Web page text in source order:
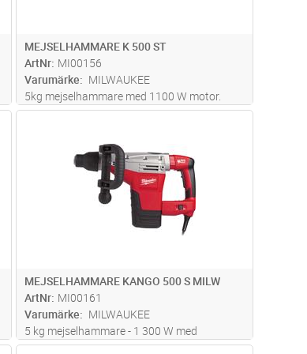
MEJSELHAMMARE K 500 ST
ArtNr MI00156
Varumärke
MILWAUKEE
5kg mejselhammare med 1100 W motor.
Softgrip på båda handtagen. Rotationsstopp
mejsling. Servicelucka för enkelt byte av
kolborstar. Slagenergi vid borr...läs mer
MEJSELHAMMARE KANGO 500 S MILW
ArtNr MI00161
Varumärke
MILWAUKEE
5 kg mejselhammare - 1 300 W med
antivibrationssystem och Softgrip på båda